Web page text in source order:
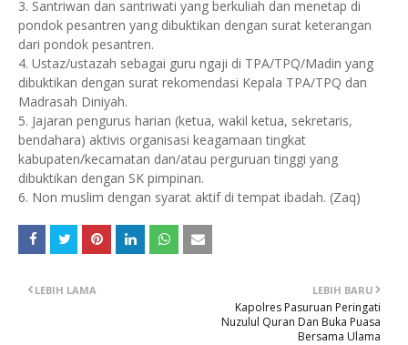
3. Santriwan dan santriwati yang berkuliah dan menetap di
pondok pesantren yang dibuktikan dengan surat keterangan
dari pondok pesantren.
4. Ustaz/ustazah sebagai guru ngaji di TPA/TPQ/Madin yang
dibuktikan dengan surat rekomendasi Kepala TPA/TPQ dan
Madrasah Diniyah.
5. Jajaran pengurus harian (ketua, wakil ketua, sekretaris,
bendahara) aktivis organisasi keagamaan tingkat
kabupaten/kecamatan dan/atau perguruan tinggi yang
dibuktikan dengan SK pimpinan.
6. Non muslim dengan syarat aktif di tempat ibadah. (Zaq)
LEBIH BARU
Kapolres Pasuruan Peringati
Nuzulul Quran Dan Buka Puasa
Bersama Ulama
LEBIH LAMA